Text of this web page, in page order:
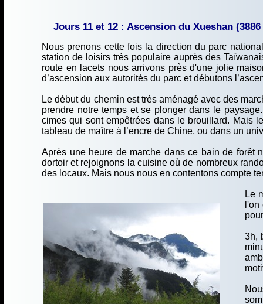
Jours 11 et 12 : Ascension du Xueshan
Nous prenons cette fois la direction du parc
station de loisirs très populaire auprès des
route en lacets nous arrivons près d'une jolie
d’ascension aux autorités du parc et débutons
Le début du chemin est très aménagé avec des
prendre notre temps et se plonger dans le
cimes qui sont empêtrées dans le brouillard. Mais
tableau de maître à l’encre de Chine, ou dans un
Après une heure de marche dans ce bain de forêt
dortoir et rejoignons la cuisine où de nombreux
des locaux. Mais nous nous en contentons compte
Le
3h,